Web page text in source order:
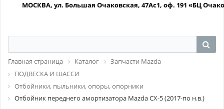
МОСКВА, ул. Большая Очаковская, 47Ас1, оф. 191 «БЦ
Главная страница Каталог
Запчасти Mazda
ПОДВЕСКА И ШАССИ
Отбойники, пыльники, опоры, опорники
Отбойник переднего амортизатора Mazda CX-5 (2017-по н.в.)